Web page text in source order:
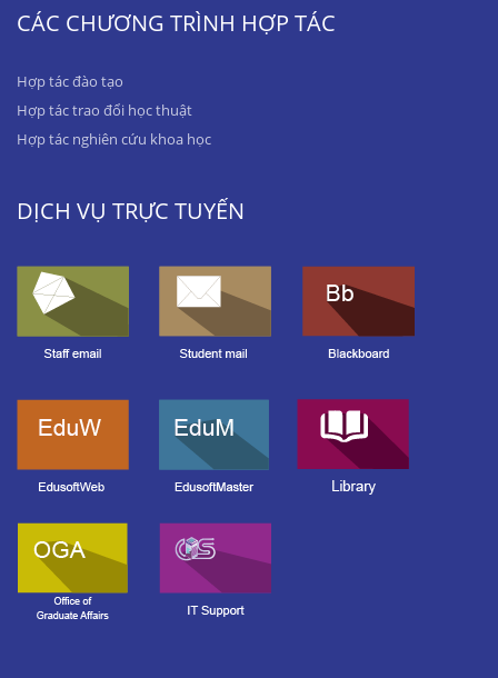
CÁC CHƯƠNG TRÌNH HỢP TÁC
Hợp tác đào tạo
Hợp tác trao đổi học thuật
Hợp tác nghiên cứu khoa học
DỊCH VỤ TRỰC TUYẾN